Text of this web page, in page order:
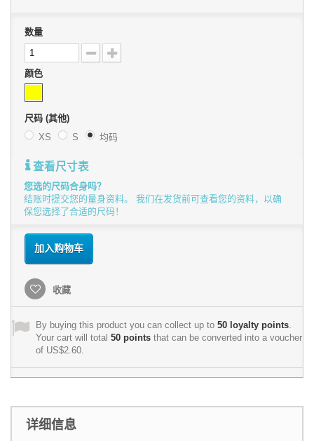
数量
颜色
尺码 (其他)
XS
S 均码
查看尺寸表
您选的尺码合身吗？
结账时提交您的量身资料。 我们在发货前可查看您的资料，以确
保您选择了合适的尺码！
加入购物车
收藏
By buying this product you can collect up to 50 loyalty points
Your cart will total 50 points that can be converted into a voucher
of US$2.60
详细信息